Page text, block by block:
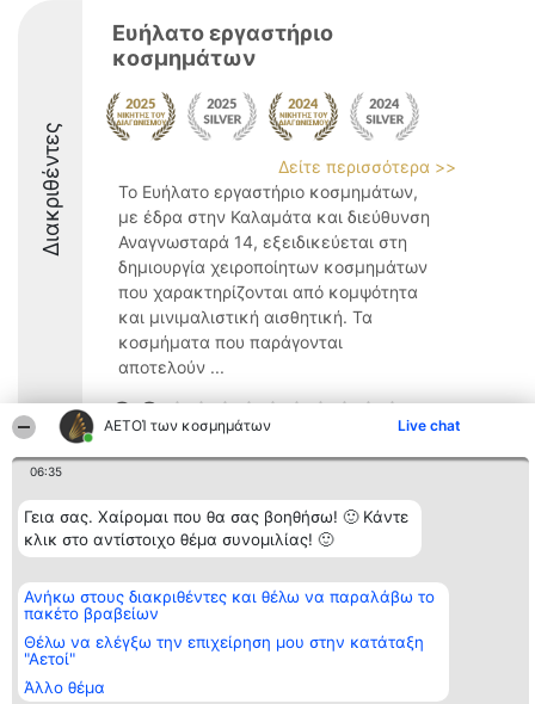
ΑΕΤΟΊ των κοσμημάτων Live chat
06:35
Γεια σας. Χαίρομαι που θα σας βοηθήσω! 🙂 Κάντε
κλικ στο αντίστοιχο θέμα συνομιλίας! 🙂
Ανήκω στους διακριθέντες και θέλω να παραλάβω το
πακέτο βραβείων
Θέλω να ελέγξω την επιχείρηση μου στην κατάταξη
"Αετοί"
Άλλο θέμα
Διακριθέντες
Ευήλατο εργαστήριο
κοσμημάτων
Δείτε περισσότερα >>
Το Ευήλατο εργαστήριο κοσμημάτων,
με έδρα στην Καλαμάτα και διεύθυνση
Αναγνωσταρά 14, εξειδικεύεται στη
δημιουργία χειροποίητων κοσμημάτων
που χαρακτηρίζονται από κομψότητα
και μινιμαλιστική αισθητική. Τα
κοσμήματα που παράγονται
αποτελούν ...
8.9
Διοργανωτής της
κατάταξης
BEAUTIFUL COMPANY
Μονοπρόσωπη ΙΚΕ
2104128019
email:
aetoi@beautifulcompany.co
Κατάταξη
Διακριθέντες
Λίστα όλων
των
Μεθοδολογία
Όροι &
ΠΟΛΙΤΙΚΗ
ΑΠΟΡΡΗΤΟΥ
Επικοινωνία
Επικοινωνία